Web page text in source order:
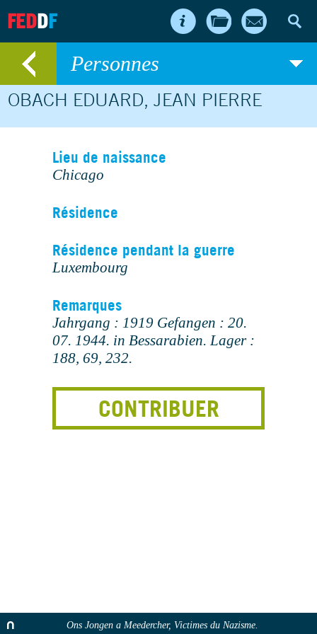
FEDDF
Personnes
OBACH EDUARD, JEAN PIERRE
Lieu de naissance
Chicago
Résidence
Résidence pendant la guerre
Luxembourg
Remarques
Jahrgang : 1919 Gefangen : 20.
07. 1944. in Bessarabien. Lager :
188, 69, 232.
CONTRIBUER
Ons Jongen a Meedercher, Victimes du Nazisme.